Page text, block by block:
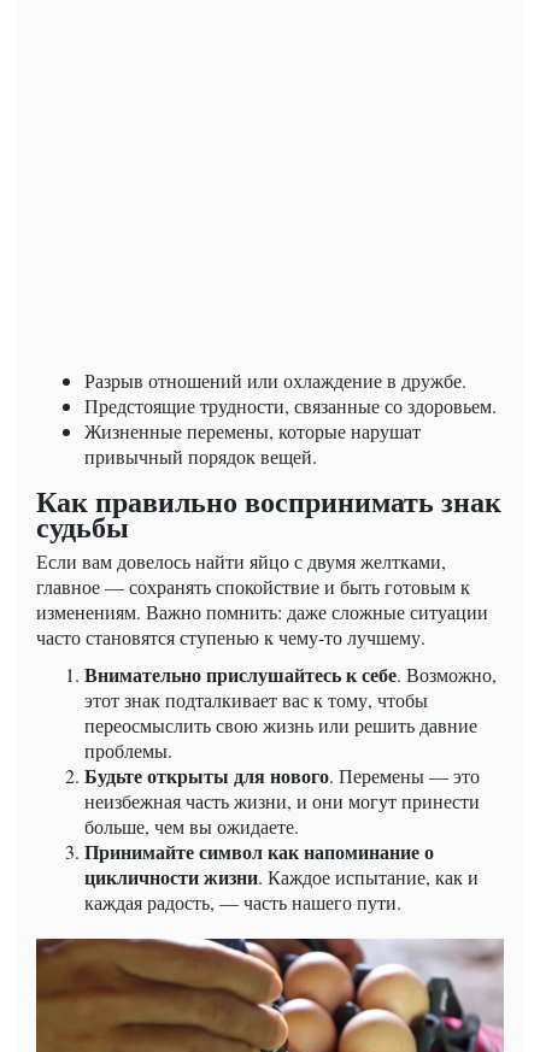
Разрыв отношений или охлаждение в дружбе.
Предстоящие трудности, связанные со здоровьем.
Жизненные перемены, которые нарушат
привычный порядок вещей.
Как правильно воспринимать знак
судьбы
Если вам довелось найти яйцо с двумя желтками,
главное — сохранять спокойствие и быть готовым к
изменениям. Важно помнить: даже сложные ситуации
часто становятся ступенью к чему-то лучшему.
Внимательно прислушайтесь к себе. Возможно,
этот знак подталкивает вас к тому, чтобы
переосмыслить свою жизнь или решить давние
проблемы.
Будьте открыты для нового. Перемены — это
неизбежная часть жизни, и они могут принести
больше, чем вы ожидаете.
Принимайте символ как напоминание о
цикличности жизни. Каждое испытание, как и
каждая радость, — часть нашего пути.